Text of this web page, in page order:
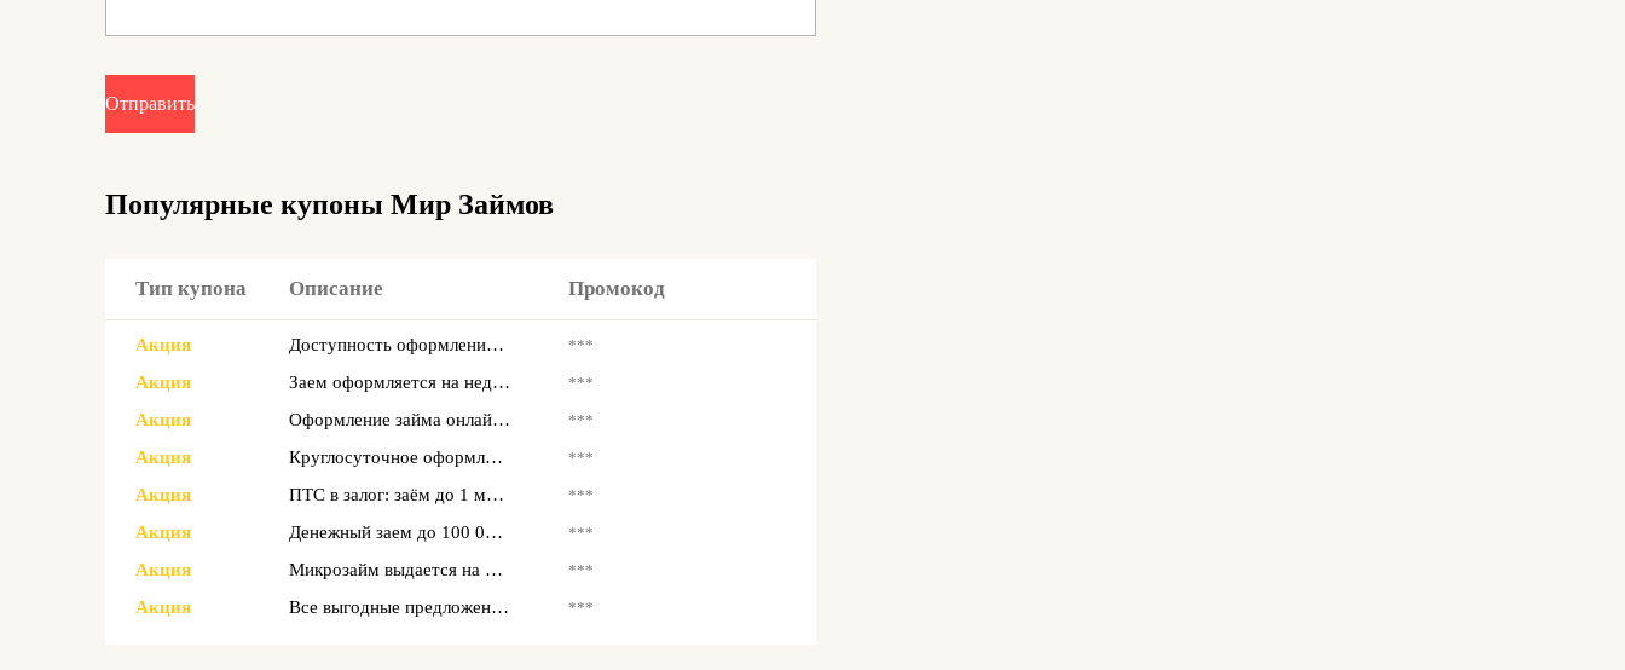
Отправить
Популярные купоны Мир Займов
Тип купона Описание Промокод
Акция Доступность оформления и выдачи во всех регионах РФ ***
Акция Заем оформляется на неделю без процентов ***
Акция Оформление займа онлайн занимает не более 3 минут ***
Акция Круглосуточное оформление и выдача займа ***
Акция ПТС в залог: заём до 1 миллиона рублей доступен ***
Акция Денежный заем до 100 000 ₽ ***
Акция Микрозайм выдается на срок до 364 дней ***
Акция Все выгодные предложения доступны здесь ***